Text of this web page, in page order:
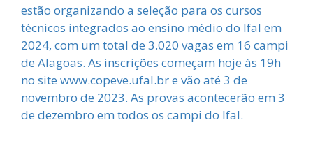
estão organizando a seleção para os cursos
técnicos integrados ao ensino médio do Ifal em
2024, com um total de 3.020 vagas em 16 campi
de Alagoas. As inscrições começam hoje às 19h
no site www.copeve.ufal.br e vão até 3 de
novembro de 2023. As provas acontecerão em 3
de dezembro em todos os campi do Ifal.